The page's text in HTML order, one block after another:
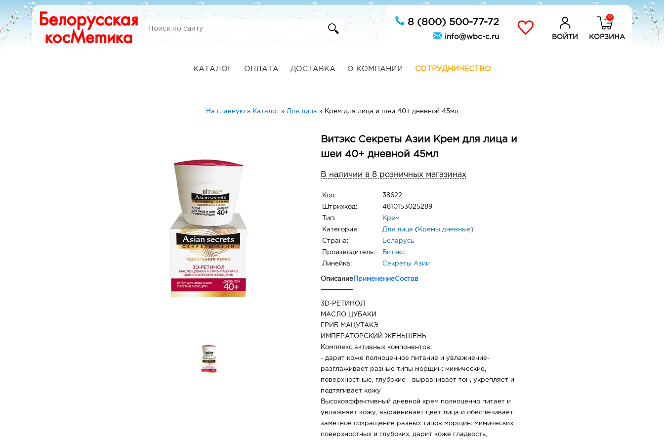
8 (800) 500-77-72
info@wbc-c.ru ВОЙТИ
0
КОРЗИНА
КАТАЛОГ ОПЛАТА ДОСТАВКА О КОМПАНИИ СОТРУДНИЧЕСТВО
На главную» Каталог» Для лица » Крем для лица и шеи 40+ дневной 45мл
Витэкс Секреты Азии Крем для лица и
шеи 40+ дневной 45мл
В наличии в 8 розничных магазинах
Код: 38622
Штрихкод: 4810153025289
Тип: Крем
Категория: Для лица ( Кремы дневные )
Страна: Беларусь
Производитель: Витэкс
Линейка: Секреты Азии
Описание ПрименениеСостав
3D-РЕТИНОЛ
МАСЛО ЦУБАКИ
ГРИБ МАЦУТАКЭ
ИМПЕРАТОРСКИЙ ЖЕНЬШЕНЬ
Комплекс активных компонентов:
- дарит коже полноценное питание и увлажнение-
разглаживает разные типы морщин: мимические,
поверхностные, глубокие - выравнивает тон, укрепляет и
подтягивает кожу
Высокоэффективный дневной крем полноценно питает и
увлажняет кожу, выравнивает цвет лица и обеспечивает
заметное сокращение разных типов морщин: мимических,
поверхностных и глубоких, дарит коже гладкость,